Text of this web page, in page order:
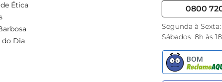
Ética
do Dia
0800 720
Segunda à
Sábados: 8h às